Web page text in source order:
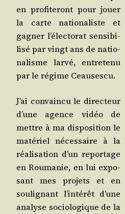
en pro­fi­te­ront pour jouer
la carte natio­na­liste et
gagner l’é­lec­to­rat sen­si­bi­
li­sé par vingt ans de natio­
na­lisme lar­vé, entre­te­nu
par le régime Ceausescu.
J’ai convain­cu le direc­teur
d’une agence vidéo de
mettre à ma dis­po­si­tion le
maté­riel néces­saire à la
réa­li­sa­tion d’un repor­tage
en Rou­ma­nie, en lui expo­
sant mes pro­jets et en
sou­li­gnant l’in­té­rêt d’une
ana­lyse socio­lo­gique de la